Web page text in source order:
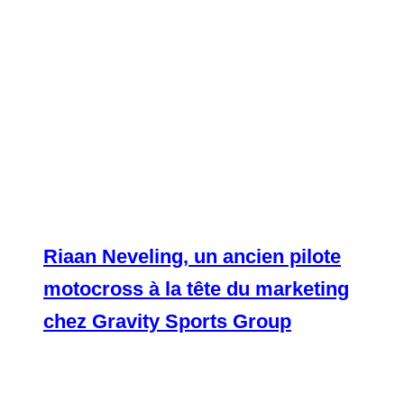
Riaan Neveling, un ancien pilote
motocross à la tête du marketing
chez Gravity Sports Group